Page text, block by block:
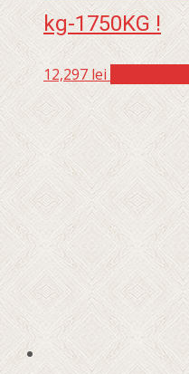
kg-1750KG !
12,297 lei